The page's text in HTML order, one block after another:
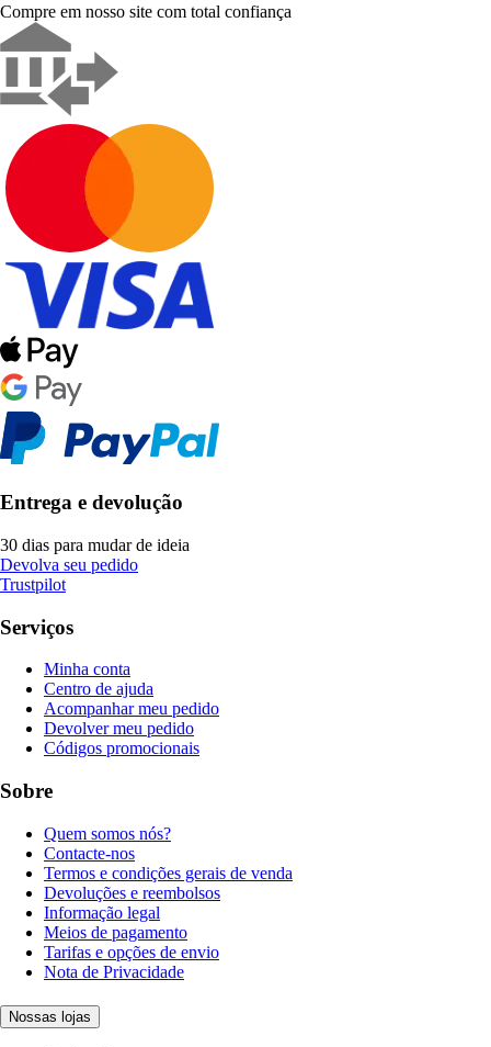
Compre em nosso site com total confiança
Entrega e devolução
30 dias para mudar de ideia
Devolva seu pedido
Trustpilot
Serviços
Minha conta
Centro de ajuda
Acompanhar meu pedido
Devolver meu pedido
Códigos promocionais
Sobre
Quem somos nós?
Contacte-nos
Termos e condições gerais de venda
Devoluções e reembolsos
Informação legal
Meios de pagamento
Tarifas e opções de envio
Nota de Privacidade
Nossas lojas